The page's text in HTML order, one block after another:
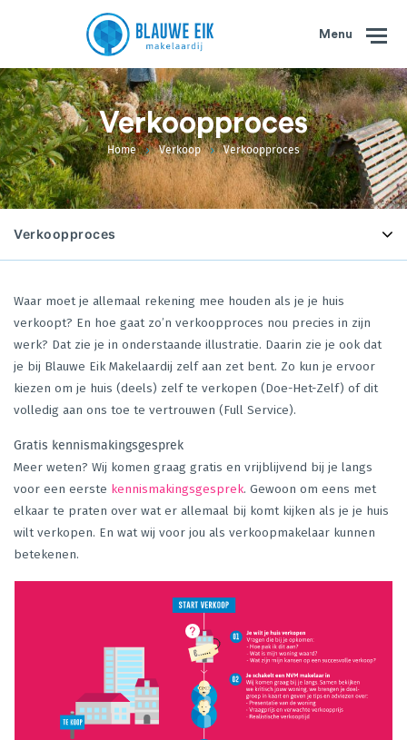
Menu
Verkoopproces
Home Verkoop Verkoopproces
Verkoopproces
Verkooppakketten
Verkooppresentatie
Gratis waardebepaling
Klantbeoordelingen
Waar moet je allemaal rekening mee houden als je je huis
verkoopt? En hoe gaat zo’n verkoopproces nou precies in zijn
werk? Dat zie je in onderstaande illustratie. Daarin zie je ook dat
je bij Blauwe Eik Makelaardij zelf aan zet bent. Zo kun je ervoor
kiezen om je huis (deels) zelf te verkopen (Doe-Het-Zelf) of dit
volledig aan ons toe te vertrouwen (Full Service).
Gratis kennismakingsgesprek
Meer weten? Wij komen graag gratis en vrijblijvend bij je langs
voor een eerste kennismakingsgesprek. Gewoon om eens met
elkaar te praten over wat er allemaal bij komt kijken als je je huis
wilt verkopen. En wat wij voor jou als verkoopmakelaar kunnen
betekenen.